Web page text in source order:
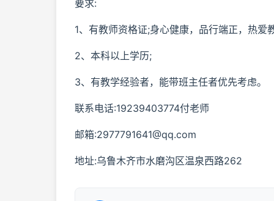
要求:
1、有教师资格证;身心健康，品行端正，热爱
2、本科以上学历;
3、有教学经验者，能带班主任者优先考虑。
联系电话:19239403774付老师
邮箱:2977791641@qq.com
地址:乌鲁木齐市水磨沟区温泉西路262